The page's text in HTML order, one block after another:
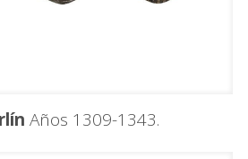
Años 1309-1343.